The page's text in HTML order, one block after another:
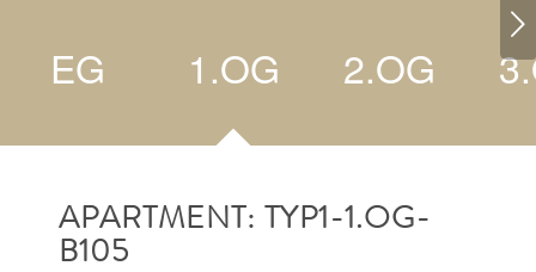
EG 1.OG 2.OG
APARTMENT: TYP1-1.OG-
B105